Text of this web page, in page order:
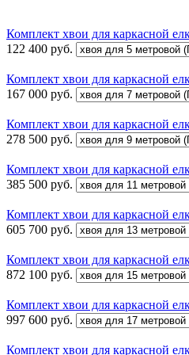
Комплект хвои для каркасной
122 400 руб.
Комплект хвои для каркасной
167 000 руб.
Комплект хвои для каркасной
278 500 руб.
Комплект хвои для каркасной
385 500 руб.
Комплект хвои для каркасной
605 700 руб.
Комплект хвои для каркасной
872 100 руб.
Комплект хвои для каркасной
997 600 руб.
Комплект хвои для каркасной